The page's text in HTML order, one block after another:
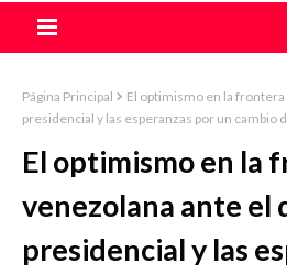
Página Principal
El optimismo en la
presidencial y las esperanzas por un cambio
El optimismo en la
venezolana ante el
presidencial y las